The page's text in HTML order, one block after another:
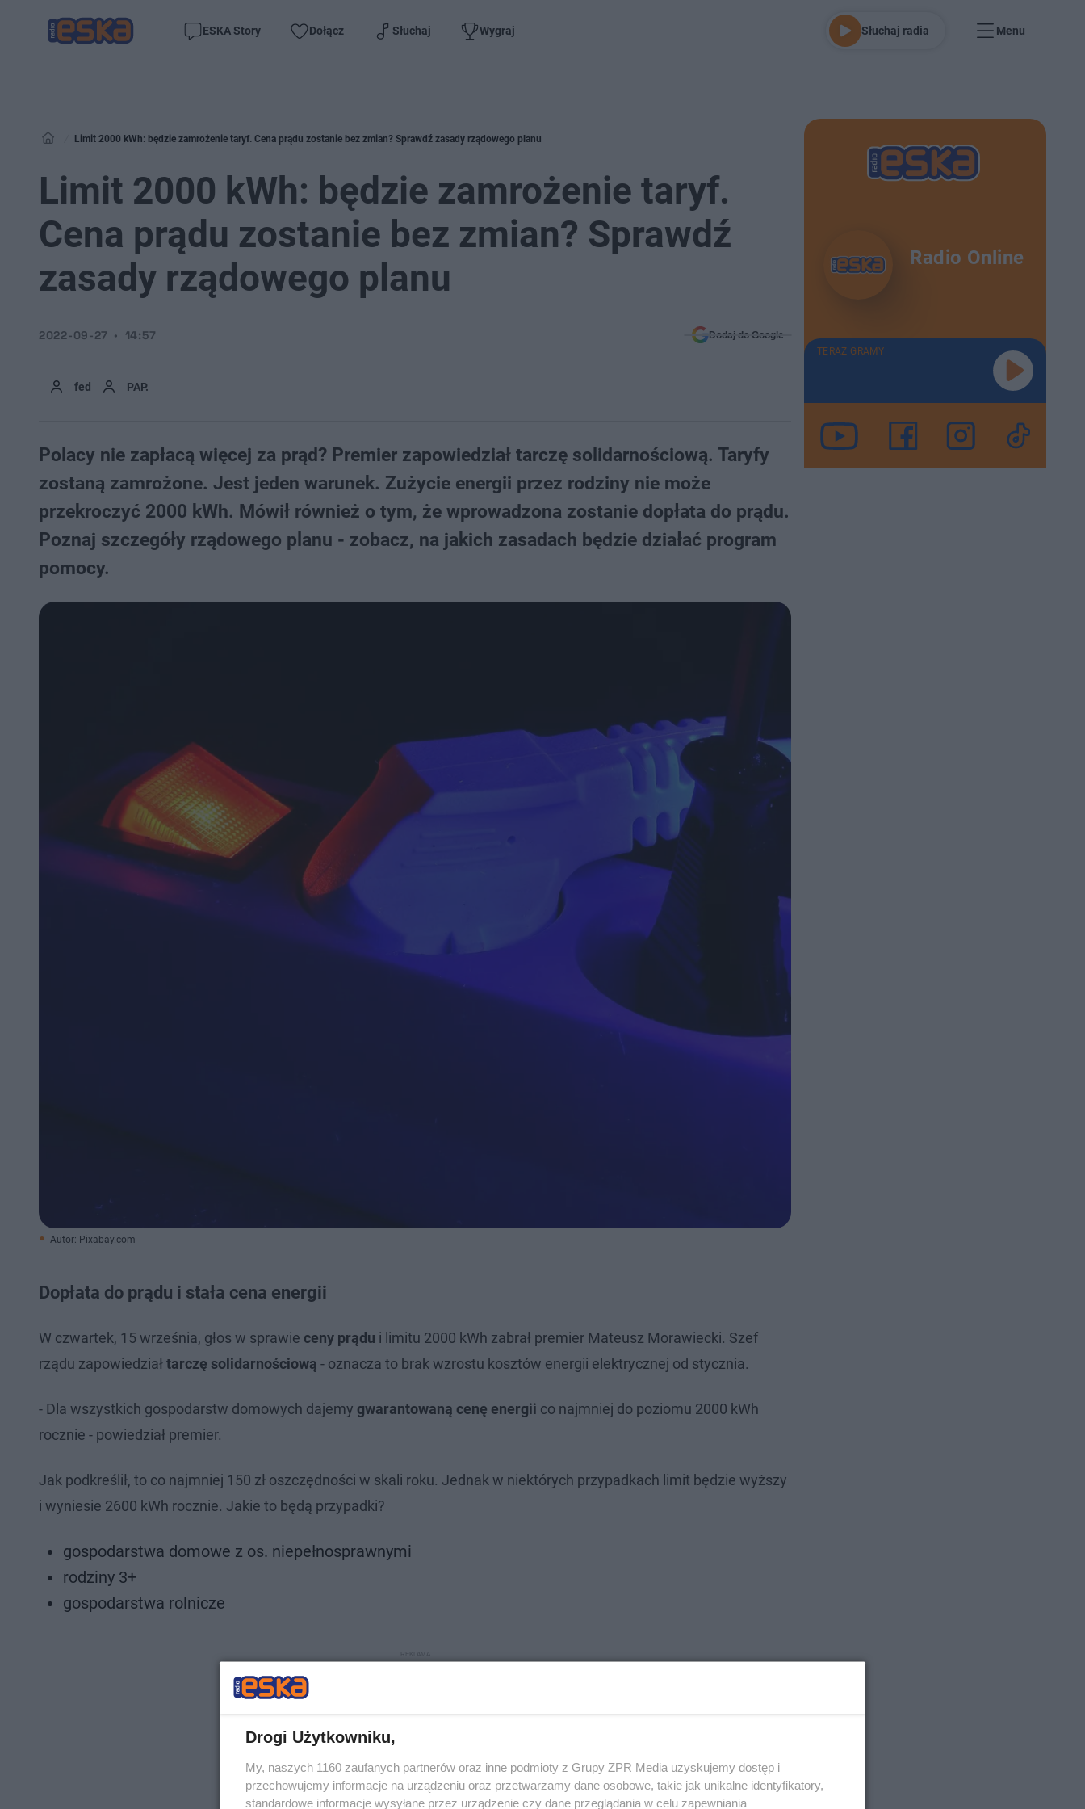
ESKA Story Dołącz Słuchaj Wygraj Słuchaj radia Menu
Limit 2000 kWh: będzie zamrożenie taryf. Cena prądu zostanie bez zmian? Sprawdź zasady rządowego planu
Limit 2000 kWh: będzie zamrożenie taryf.
Cena prądu zostanie bez zmian? Sprawdź
zasady rządowego planu
fed PAP.
2022-09-27 14:57 Dodaj do Google
Polacy nie zapłacą więcej za prąd? Premier zapowiedział tarczę solidarnościową. Taryfy
zostaną zamrożone. Jest jeden warunek. Zużycie energii przez rodziny nie może
przekroczyć 2000 kWh. Mówił również o tym, że wprowadzona zostanie dopłata do prądu.
Poznaj szczegóły rządowego planu - zobacz, na jakich zasadach będzie działać program
pomocy.
Autor: Pixabay.com
Dopłata do prądu i stała cena energii
W czwartek, 15 września, głos w sprawie ceny prądu i limitu 2000 kWh zabrał premier Mateusz Morawiecki. Szef
rządu zapowiedziałtarczę solidarnościową - oznacza to brak wzrostu kosztów energii elektrycznej od stycznia.
- Dla wszystkich gospodarstw domowych dajemy gwarantowaną cenę energii co najmniej do poziomu 2000 kWh
rocznie - powiedział premier.
Jak podkreślił, to co najmniej 150 zł oszczędności w skali roku. Jednak w niektórych przypadkach limit będzie wyższy
i wyniesie 2600 kWh rocznie. Jakie to będą przypadki?
gospodarstwa domowe z os. niepełnosprawnymi
rodziny 3+
gospodarstwa rolnicze
Radio Online
TERAZ GRAMY
Drogi Użytkowniku,
My, naszych 1160 zaufanych partnerów oraz inne podmioty z Grupy ZPR Media uzyskujemy dostęp i
przechowujemy informacje na urządzeniu oraz przetwarzamy dane osobowe, takie jak unikalne identyfikatory,
standardowe informacje wysyłane przez urządzenie czy dane przeglądania w celu zapewniania